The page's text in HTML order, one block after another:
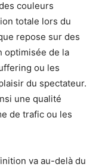
couleurs
totale lors du
repose sur des
optimisée de la
ou les
du spectateur.
une qualité
de trafic ou les
va au-delà du